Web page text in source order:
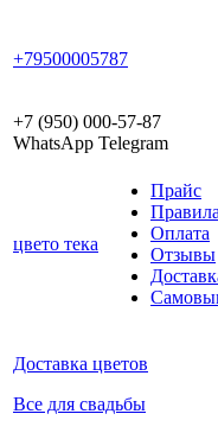
+79500005787
+7 (950) 000-57-87
WhatsApp Telegram
цвето тека
Прайс
Правила
Оплата
Отзывы
Доставка цветов
Все для свадьбы